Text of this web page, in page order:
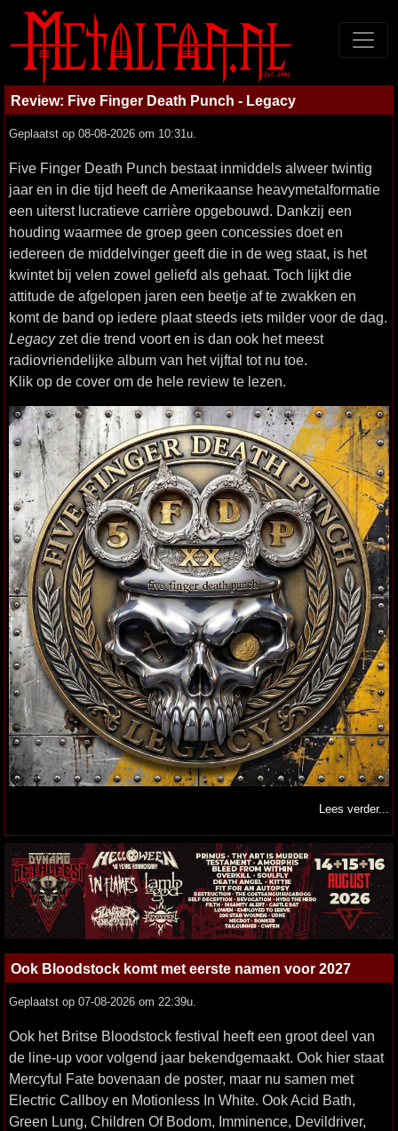
Review: Five Finger Death Punch - Legacy
Geplaatst op 08-08-2026 om 10:31u.
Five Finger Death Punch bestaat inmiddels alweer twintig
jaar en in die tijd heeft de Amerikaanse heavymetalformatie
een uiterst lucratieve carrière opgebouwd. Dankzij een
houding waarmee de groep geen concessies doet en
iedereen de middelvinger geeft die in de weg staat, is het
kwintet bij velen zowel geliefd als gehaat. Toch lijkt die
attitude de afgelopen jaren een beetje af te zwakken en
komt de band op iedere plaat steeds iets milder voor de dag.
Legacyzet die trend voort en is dan ook het meest
radiovriendelijke album van het vijftal tot nu toe.
Klik op de cover om de hele review te lezen.
Lees verder...
Ook Bloodstock komt met eerste namen voor 2027
Geplaatst op 07-08-2026 om 22:39u.
Ook het Britse Bloodstock festival heeft een groot deel van
de line-up voor volgend jaar bekendgemaakt. Ook hier staat
Mercyful Fate bovenaan de poster, maar nu samen met
Electric Callboy en Motionless In White. Ook Acid Bath,
Green Lung, Children Of Bodom, Imminence, Devildriver,